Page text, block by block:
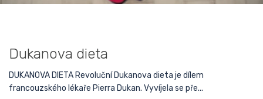
Dukanova dieta
DUKANOVA DIETA Revoluční Dukanova dieta je dílem
francouzského lékaře Pierra Dukan. Vyvíjela se pře...